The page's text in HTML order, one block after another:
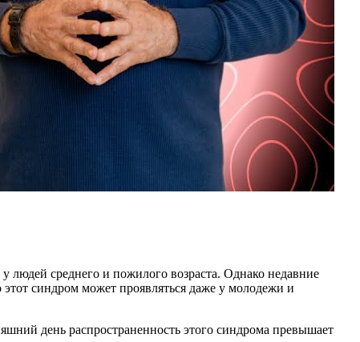
людей среднего и пожилого возраста. Однако недавние
синдром может проявляться даже у молодежи и
день распространенность этого синдрома превышает